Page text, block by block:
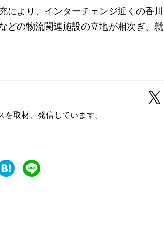
より、インターチェンジ近くの香川
どの物流関連施設の立地が相次ぎ、就
取材、発信しています。